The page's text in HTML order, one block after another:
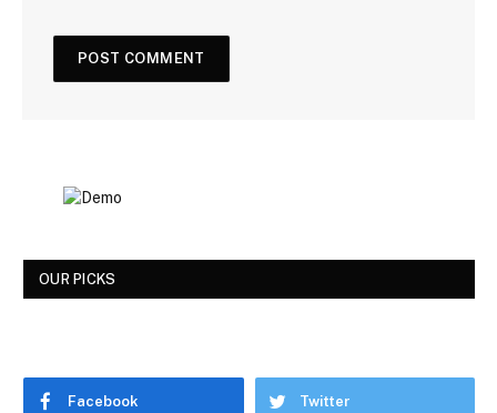
OUR PICKS
Facebook Twitter